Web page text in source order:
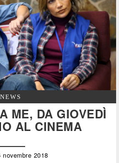
NEWS
ME, DA GIOVEDÌ
AL CINEMA
2018